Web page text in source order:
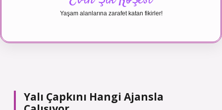
Yaşam alanlarına zarafet katan fikirler!
Yalı Çapkını Hangi Ajansla